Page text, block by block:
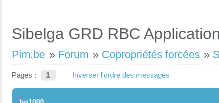
Sibelga GRD RBC
Pim.be » Forum » Copropriétés forcées »
Pages : 1 Inverser l'ordre des messages